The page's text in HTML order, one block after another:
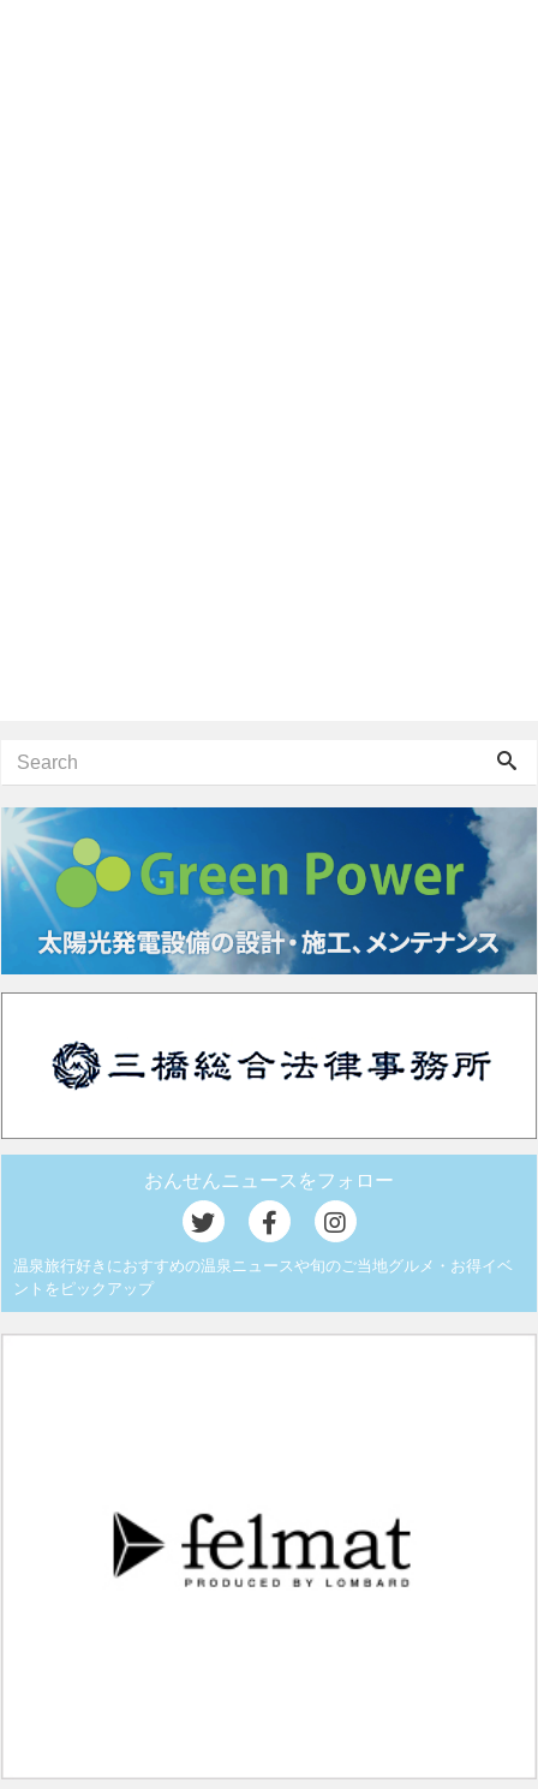
おんせんニュースをフォロー
温泉旅行好きにおすすめの温泉ニュースや旬のご当地グルメ・お得イベ
ントをピックアップ